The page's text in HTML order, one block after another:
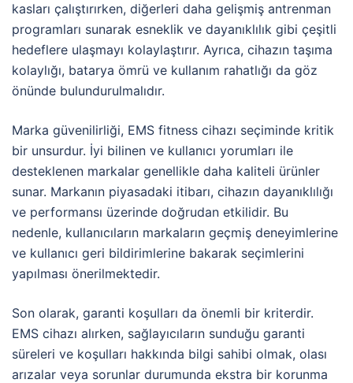
kasları çalıştırırken, diğerleri daha gelişmiş antrenman
programları sunarak esneklik ve dayanıklılık gibi çeşitli
hedeflere ulaşmayı kolaylaştırır. Ayrıca, cihazın taşıma
kolaylığı, batarya ömrü ve kullanım rahatlığı da göz
önünde bulundurulmalıdır.
Marka güvenilirliği, EMS fitness cihazı seçiminde kritik
bir unsurdur. İyi bilinen ve kullanıcı yorumları ile
desteklenen markalar genellikle daha kaliteli ürünler
sunar. Markanın piyasadaki itibarı, cihazın dayanıklılığı
ve performansı üzerinde doğrudan etkilidir. Bu
nedenle, kullanıcıların markaların geçmiş deneyimlerine
ve kullanıcı geri bildirimlerine bakarak seçimlerini
yapılması önerilmektedir.
Son olarak, garanti koşulları da önemli bir kriterdir.
EMS cihazı alırken, sağlayıcıların sunduğu garanti
süreleri ve koşulları hakkında bilgi sahibi olmak, olası
arızalar veya sorunlar durumunda ekstra bir korunma